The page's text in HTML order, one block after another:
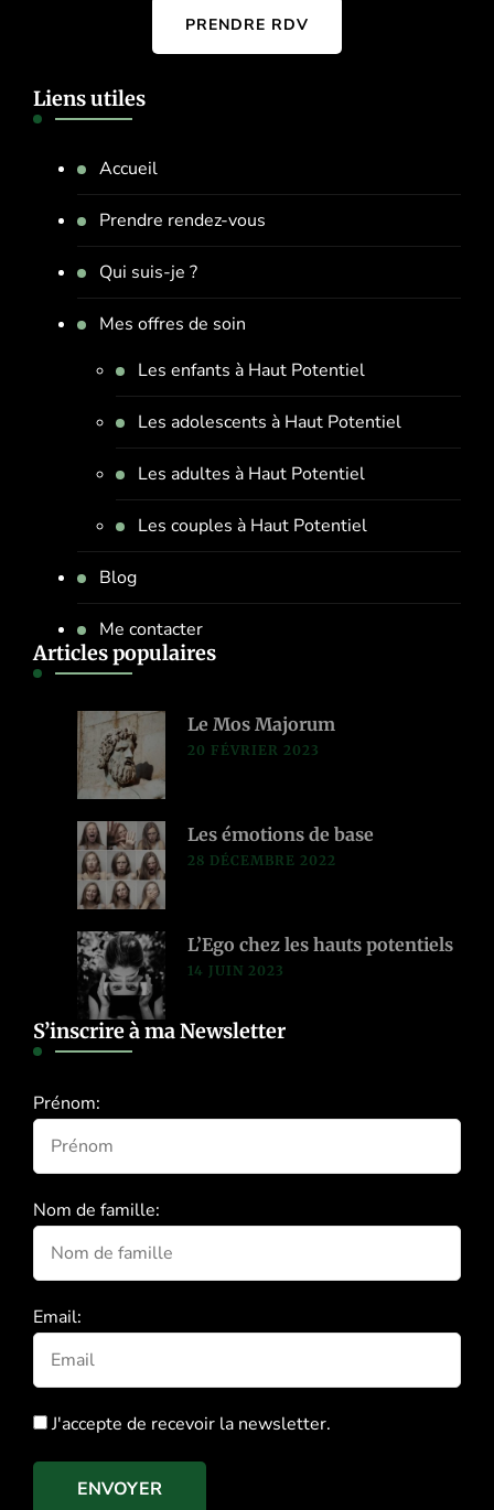
PRENDRE RDV
Liens utiles
Accueil
Prendre rendez-vous
Qui suis-je ?
Mes offres de soin
Les enfants à Haut Potentiel
Les adolescents à Haut Potentiel
Les adultes à Haut Potentiel
Les couples à Haut Potentiel
Blog
Me contacter
Articles populaires
Le Mos Majorum
20 FÉVRIER 2023
Les émotions de base
28 DÉCEMBRE 2022
L’Ego chez les hauts potentiels
14 JUIN 2023
S’inscrire à ma Newsletter
Prénom:
Nom de famille:
Email:
J'accepte de recevoir la newsletter.
ENVOYER